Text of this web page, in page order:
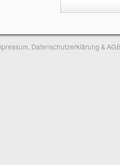
Datenschutzerklärung &